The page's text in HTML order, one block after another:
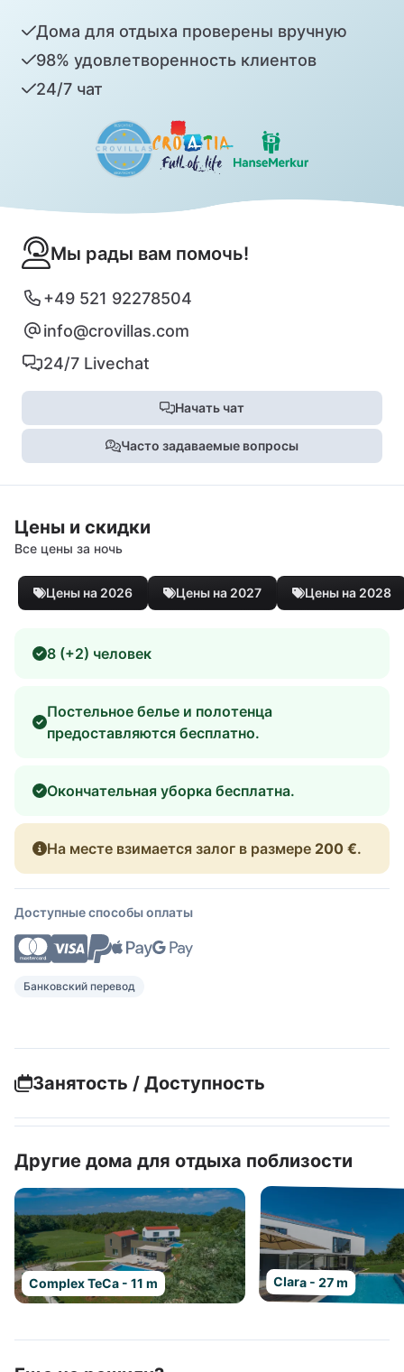
Дома для отдыха проверены вручную
98% удовлетворенность клиентов
24/7 чат
Мы рады вам помочь!
+49 521 92278504
info@crovillas.com
24/7 Livechat
Начать чат
Часто задаваемые вопросы
Цены и скидки
Все цены за ночь
Цены на 2026 Цены на 2027 Цены на 2028
8 (+2) человек
Постельное белье и полотенца
предоставляются бесплатно.
Окончательная уборка бесплатна.
На месте взимается залог в размере 200 €.
Доступные способы оплаты
Банковский перевод
Занятость / Доступность
Другие дома для отдыха поблизости
Complex TeCa - 11 m Clara - 27 m